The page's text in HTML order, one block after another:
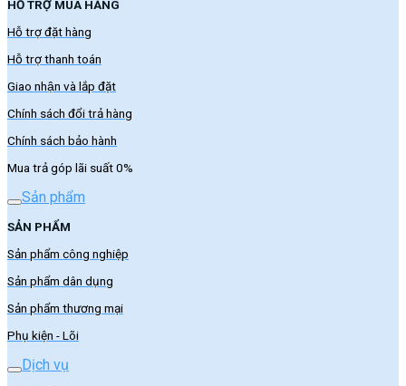
HỖ TRỢ MUA HÀNG
Hỗ trợ đặt hàng
Hỗ trợ thanh toán
Giao nhận và lắp đặt
Chính sách đổi trả hàng
Chính sách bảo hành
Mua trả góp lãi suất 0%
Sản phẩm
SẢN PHẨM
Sản phẩm công nghiệp
Sản phẩm dân dụng
Sản phẩm thương mại
Phụ kiện - Lõi
Dịch vụ